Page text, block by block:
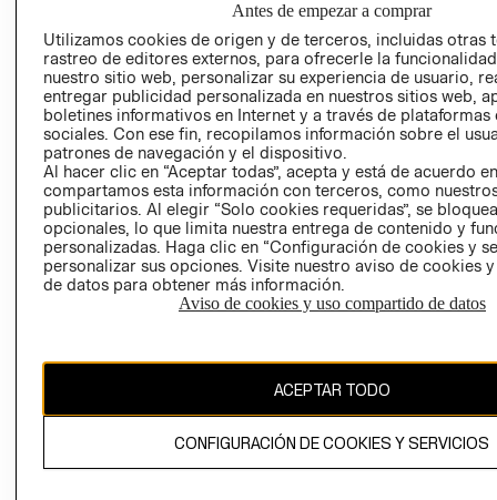
RELACIÓN CON
INVERSIONISTAS
POLÍTICA
EMPRESARIAL
- RETIRO EN
TIENDA
TÉRMINOS Y
CONDICIONES
AVISO DE
PRIVACIDAD
GIFT CARD
AVISO DE
COOKIES
Chile ($)
Antes de empezar a comprar
Utilizamos cookies de origen y de terceros, incluidas otras
rastreo de editores externos, para ofrecerle la
nuestro sitio web, personalizar su experiencia de usuario,
entregar publicidad personalizada en nuestros sitios web,
boletines informativos en Internet y a través de plataformas
sociales. Con ese fin, recopilamos información sobre el
patrones de navegación y el dispositivo.
Al hacer clic en “Aceptar todas”, acepta y está de acuerdo
compartamos esta información con terceros, como
publicitarios. Al elegir “Solo cookies requeridas”, se
opcionales, lo que limita nuestra entrega de contenido y
personalizadas. Haga clic en “Configuración de cookies y
personalizar sus opciones. Visite nuestro aviso de cookies
de datos para obtener más información.
Aviso de cookies y uso compartido de datos
ACEPTAR TODO
CONFIGURACIÓN DE COOKIES Y SERVICIOS